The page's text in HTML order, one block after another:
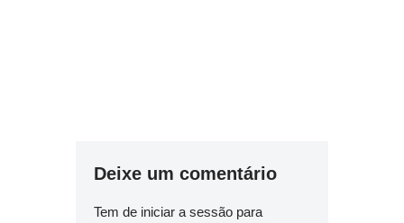
Deixe um comentário
Tem de iniciar a sessão para